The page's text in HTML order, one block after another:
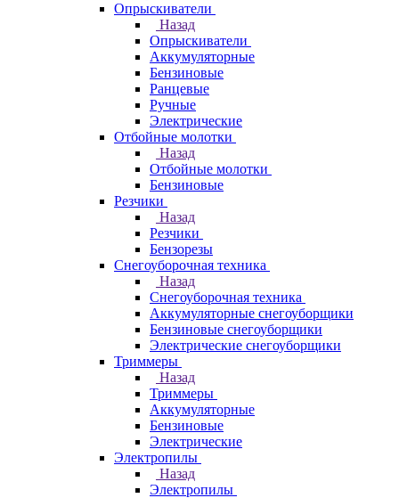
Опрыскиватели
Назад
Опрыскиватели
Аккумуляторные
Бензиновые
Ранцевые
Ручные
Электрические
Отбойные молотки
Назад
Отбойные молотки
Бензиновые
Резчики
Назад
Резчики
Бензорезы
Снегоуборочная техника
Назад
Снегоуборочная техника
Аккумуляторные снегоуборщики
Бензиновые снегоуборщики
Электрические снегоуборщики
Триммеры
Назад
Триммеры
Аккумуляторные
Бензиновые
Электрические
Электропилы
Назад
Электропилы